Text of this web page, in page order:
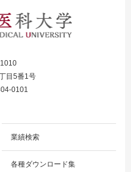
目5番1号
0101
業績検索
各種ダウンロード集